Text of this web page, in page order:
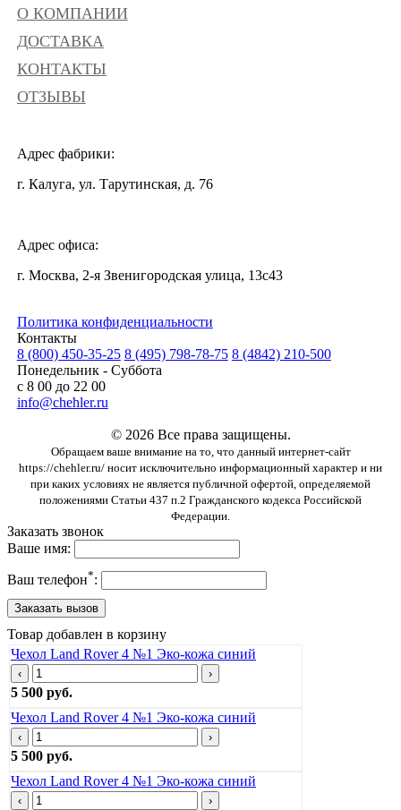
О КОМПАНИИ
ДОСТАВКА
КОНТАКТЫ
ОТЗЫВЫ
Адрес фабрики:
г. Калуга, ул. Тарутинская, д. 76
Адрес офиса:
г. Москва, 2-я Звенигородская улица, 13с43
Политика конфиденциальности
Контакты
8 (800) 450-35-25 8 (495) 798-78-75 8 (4842) 210-500
Понедельник - Суббота
с 8 00 до 22 00
info@chehler.ru
© 2026 Все права защищены.
Обращаем ваше внимание на то, что данный интернет-сайт
https://chehler.ru/ носит исключительно информационный характер и ни
при каких условиях не является публичной офертой, определяемой
положениями Статьи 437 п.2 Гражданского кодекса Российской
Федерации.
Заказать звонок
Ваше имя:
Ваш телефон*:
Товар добавлен в корзину
Чехол Land Rover 4 №1 Эко-кожа синий
‹ ›
5 500 руб.
Чехол Land Rover 4 №1 Эко-кожа синий
‹ ›
5 500 руб.
Чехол Land Rover 4 №1 Эко-кожа синий
‹ ›